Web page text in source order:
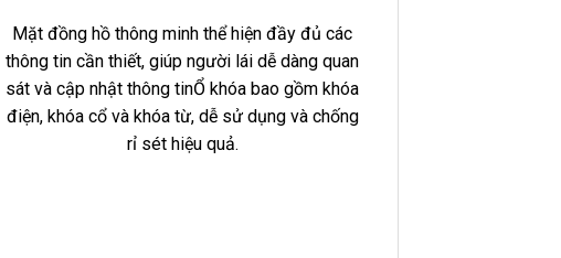
Mặt đồng hồ thông minh thể hiện đầy đủ các
thông tin cần thiết, giúp người lái dễ dàng quan
sát và cập nhật thông tinỔ khóa bao gồm khóa
điện, khóa cổ và khóa từ, dễ sử dụng và chống
rỉ sét hiệu quả.